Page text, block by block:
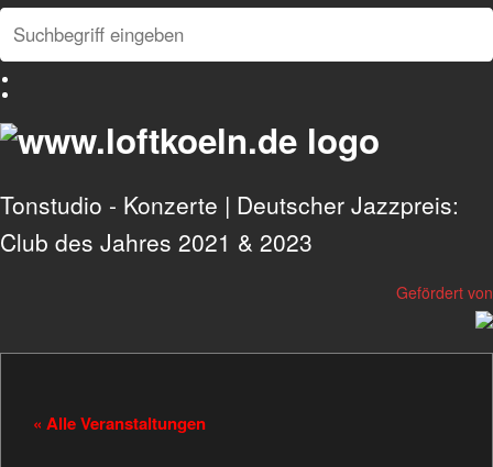
Search
Search
Tonstudio - Konzerte | Deutscher Jazzpreis:
Club des Jahres 2021 & 2023
Gefördert von
« Alle Veranstaltungen